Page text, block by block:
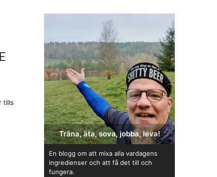
tills
Träna, äta, sova, jobba, leva!
En blogg om att mixa alla vardagens
ingredienser och att få det till och
fungera.